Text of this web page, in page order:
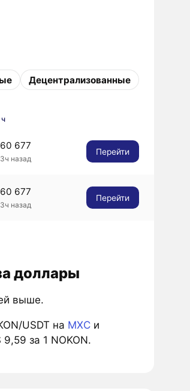
Децентрализованные
677
назад
Перейти
677
назад
Перейти
доллары
выше.
USDT на MXCи
за 1 NOKON.